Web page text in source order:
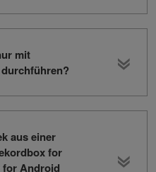
mit
aus einer
for
Android